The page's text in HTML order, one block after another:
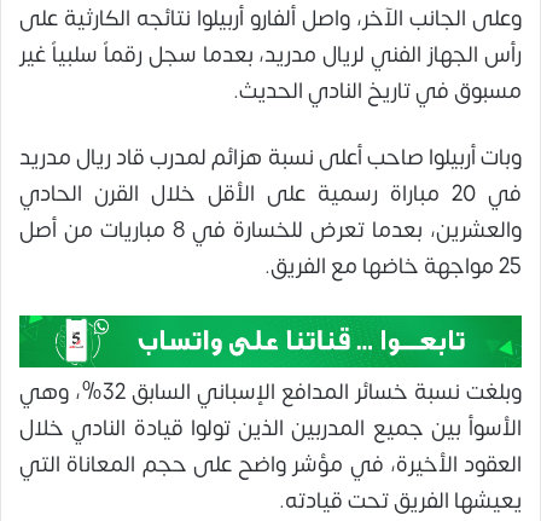
وعلى الجانب الآخر، واصل ألفارو أربيلوا نتائجه الكارثية على
رأس الجهاز الفني لريال مدريد، بعدما سجل رقماً سلبياً غير
مسبوق في تاريخ النادي الحديث.
وبات أربيلوا صاحب أعلى نسبة هزائم لمدرب قاد ريال مدريد
في 20 مباراة رسمية على الأقل خلال القرن الحادي
والعشرين، بعدما تعرض للخسارة في 8 مباريات من أصل
25 مواجهة خاضها مع الفريق.
وبلغت نسبة خسائر المدافع الإسباني السابق 32%، وهي
الأسوأ بين جميع المدربين الذين تولوا قيادة النادي خلال
العقود الأخيرة، في مؤشر واضح على حجم المعاناة التي
يعيشها الفريق تحت قيادته.